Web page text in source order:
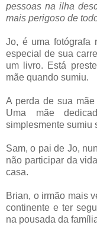
pessoas na ilha
mais perigoso de
Jo, é uma fotógrafa
especial de sua
um livro. Está
mãe quando sumiu.
A perda de sua
Uma mãe
simplesmente sumiu
Sam, o pai de Jo,
não participar da
casa.
Brian, o irmão mais
continente e ter
na pousada da